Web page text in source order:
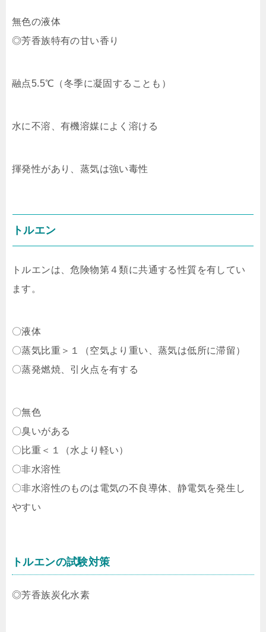
無色の液体
◎芳香族特有の甘い香り
融点5.5℃（冬季に凝固することも）
水に不溶、有機溶媒によく溶ける
揮発性があり、蒸気は強い毒性
トルエン
トルエンは、危険物第４類に共通する性質を有してい
ます。
〇液体
〇蒸気比重＞１（空気より重い、蒸気は低所に滞留）
〇蒸発燃焼、引火点を有する
〇無色
〇臭いがある
〇比重＜１（水より軽い）
〇非水溶性
〇非水溶性のものは電気の不良導体、静電気を発生し
やすい
トルエンの試験対策
◎芳香族炭化水素